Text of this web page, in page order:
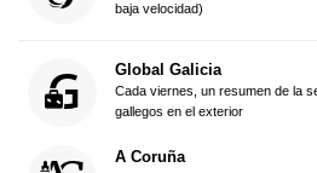
baja velocidad)
Global Galicia
Cada viernes, un resumen de la
gallegos en el exterior
A Coruña